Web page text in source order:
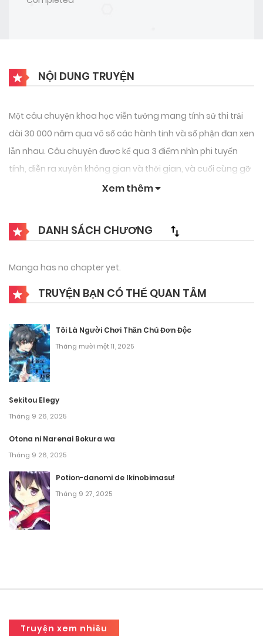
NỘI DUNG TRUYỆN
Một câu chuyện khoa học viễn tưởng mang tính sử thi trải
dài 30 000 năm qua vô số các hành tinh và số phận đan xen
lẫn nhau. Câu chuyện được kể qua 3 điểm nhìn phi tuyến
tính, diễn ra xuyên không gian và thời gian, và cuối cùng gỡ
Xem thêm
DANH SÁCH CHƯƠNG
Manga has no chapter yet.
TRUYỆN BẠN CÓ THỂ QUAN TÂM
Tôi Là Người Chơi Thần Chú Đơn Độc
Tháng mười một 11, 2025
Sekitou Elegy
Tháng 9 26, 2025
Otona ni Narenai Bokura wa
Tháng 9 26, 2025
Potion-danomi de Ikinobimasu!
Tháng 9 27, 2025
Truyện xem nhiều